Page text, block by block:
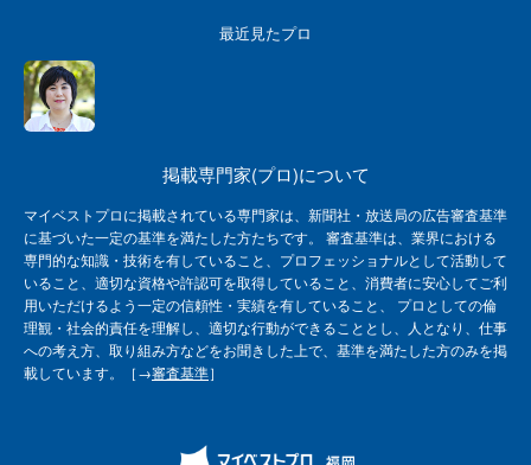
最近見たプロ
掲載専門家(プロ)について
マイベストプロに掲載されている専門家は、新聞社・放送局の広告審査基準
に基づいた一定の基準を満たした方たちです。 審査基準は、業界における
専門的な知識・技術を有していること、プロフェッショナルとして活動して
いること、適切な資格や許認可を取得していること、消費者に安心してご利
用いただけるよう一定の信頼性・実績を有していること、 プロとしての倫
理観・社会的責任を理解し、適切な行動ができることとし、人となり、仕事
への考え方、取り組み方などをお聞きした上で、基準を満たした方のみを掲
載しています。［→審査基準］